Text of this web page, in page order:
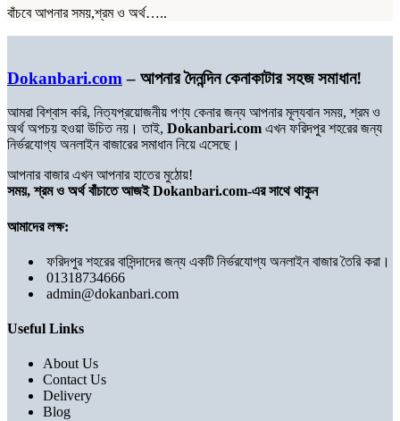
বাঁচবে আপনার সময়,শ্রম ও অর্থ…..
Dokanbari.com – আপনার দৈনন্দিন কেনাকাটার সহজ সমাধান!
আমরা বিশ্বাস করি, নিত্যপ্রয়োজনীয় পণ্য কেনার জন্য আপনার মূল্যবান সময়, শ্রম ও
অর্থ অপচয় হওয়া উচিত নয়। তাই, Dokanbari.com এখন ফরিদপুর শহরের জন্য
নির্ভরযোগ্য অনলাইন বাজারের সমাধান নিয়ে এসেছে।
আপনার বাজার এখন আপনার হাতের মুঠোয়!
সময়, শ্রম ও অর্থ বাঁচাতে আজই Dokanbari.com-এর সাথে থাকুন
আমাদের লক্ষ:
ফরিদপুর শহরের বাসিন্দাদের জন্য একটি নির্ভরযোগ্য অনলাইন বাজার তৈরি করা।
01318734666
admin@dokanbari.com
Useful Links
About Us
Contact Us
Delivery
Blog